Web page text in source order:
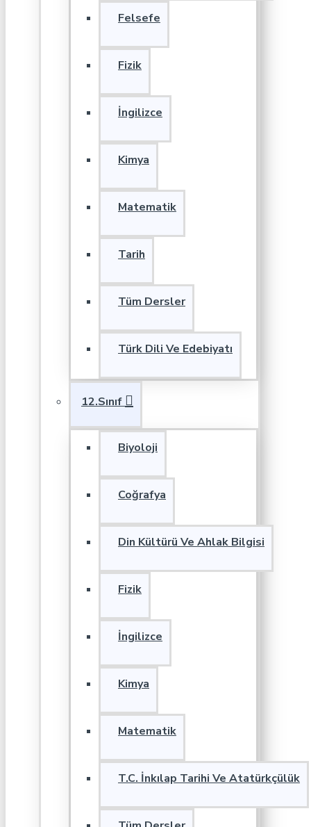
Felsefe
Fizik
İngilizce
Kimya
Matematik
Tarih
Tüm Dersler
Türk Dili Ve Edebiyatı
12.Sınıf
Biyoloji
Coğrafya
Din Kültürü Ve Ahlak Bilgisi
Fizik
İngilizce
Kimya
Matematik
T.C. İnkılap Tarihi Ve Atatürkçülük